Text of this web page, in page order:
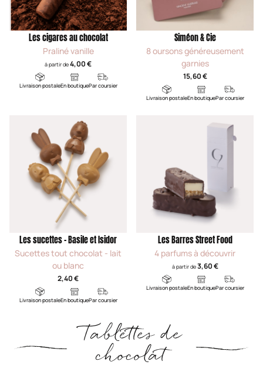
Les cigares au chocolat
Praliné vanille
à partir de4,00 €
Livraison postaleEn boutiquePar coursier
Siméon & Cie
8 oursons généreusement
garnies
15,60 €
Livraison postaleEn boutiquePar coursier
Les sucettes - Basile et Isidor
Sucettes tout chocolat - lait
ou blanc
2,40 €
Livraison postaleEn boutiquePar coursier
Les Barres Street Food
4 parfums à découvrir
à partir de3,60 €
Livraison postaleEn boutiquePar coursier
Tablettes de
chocolat